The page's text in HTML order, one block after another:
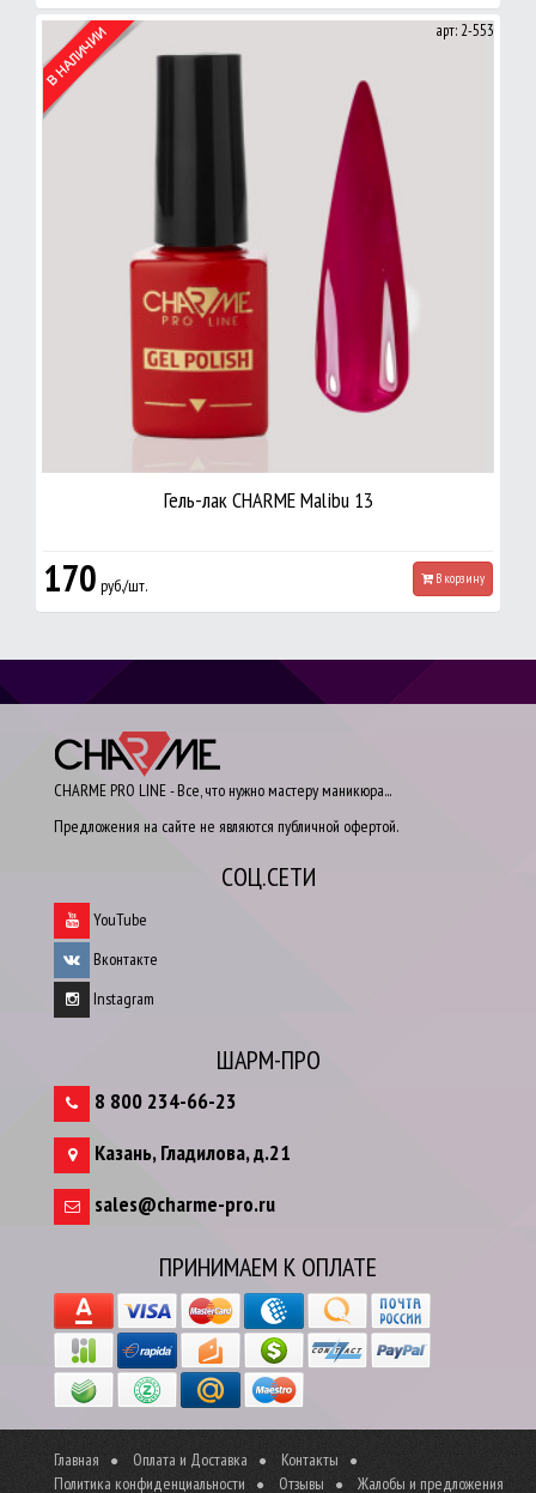
арт: 2-553
Гель-лак CHARME Malibu 13
170 руб./шт. В корзину
CHARME PRO LINE - Все, что нужно мастеру маникюра...
Предложения на сайте не являются публичной офертой.
СОЦ.СЕТИ
YouTube
Вконтакте
Instagram
ШАРМ-ПРО
8 800 234-66-23
Казань,Гладилова, д.21
sales@charme-pro.ru
ПРИНИМАЕМ К ОПЛАТЕ
Главная Оплата и Доставка
Контакты
Политика конфиденциальности
Отзывы Жалобы и предложения